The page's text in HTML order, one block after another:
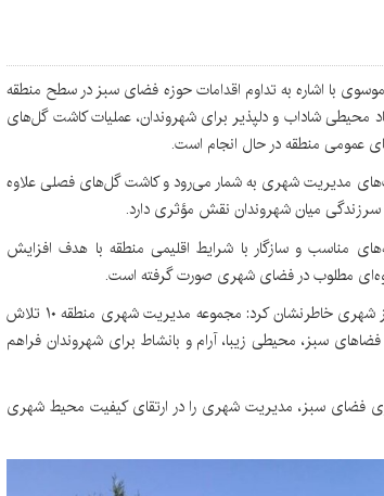
با اشاره به تداوم اقدامات حوزه فضای سبز در سطح منطقه
محیطی شاداب و دلپذیر برای شهروندان، عملیات کاشت گل‌های
عمومی منطقه در حال انجام است.
مدیریت شهری به شمار می‌رود و کاشت گل‌های فصلی علاوه
میان شهروندان نقش مؤثری دارد.
گونه‌های مناسب و سازگار با شرایط اقلیمی منطقه با هدف افزایش
مطلوب در فضای شهری صورت گرفته است.
موسوی با تأکید بر اهمیت حفظ و توسعه فضاهای سبز شهری خاطرنشان کرد: مجموعه مدیریت شهری منطقه ۱۰ تلاش
سبز، محیطی زیبا، آرام و بانشاط برای شهروندان فراهم
فضای سبز، مدیریت شهری را در ارتقای کیفیت محیط شهری